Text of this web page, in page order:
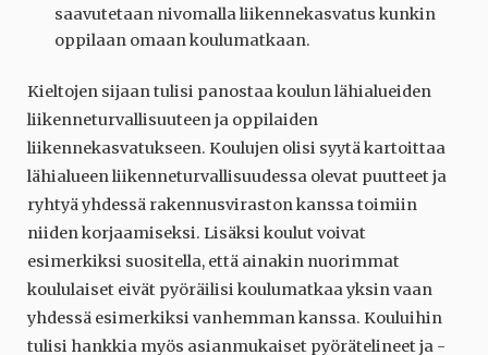
saavutetaan nivomalla liikennekasvatus kunkin
oppilaan omaan koulumatkaan.
Kieltojen sijaan tulisi panostaa koulun lähialueiden
liikenneturvallisuuteen ja oppilaiden
liikennekasvatukseen. Koulujen olisi syytä kartoittaa
lähialueen liikenneturvallisuudessa olevat puutteet ja
ryhtyä yhdessä rakennusviraston kanssa toimiin
niiden korjaamiseksi. Lisäksi koulut voivat
esimerkiksi suositella, että ainakin nuorimmat
koululaiset eivät pyöräilisi koulumatkaa yksin vaan
yhdessä esimerkiksi vanhemman kanssa. Kouluihin
tulisi hankkia myös asianmukaiset pyörätelineet ja -